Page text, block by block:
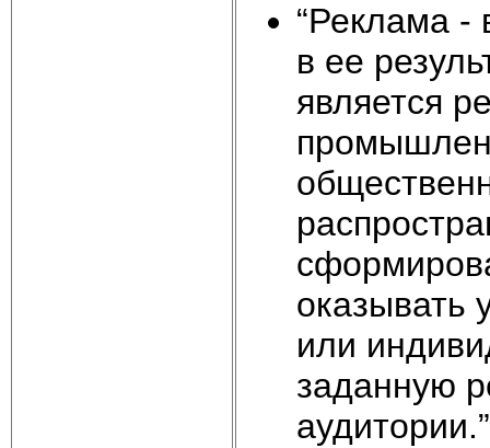
“Реклама -
в ее
является
оказывать
или
заданную